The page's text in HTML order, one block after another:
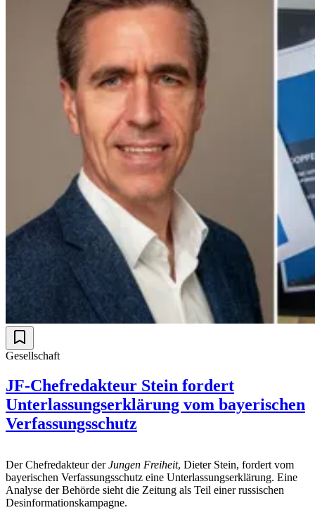
Gesellschaft
JF-Chefredakteur Stein fordert
Unterlassungserklärung vom bayerischen
Verfassungsschutz
Der Chefredakteur derJungen Freiheit, Dieter Stein, fordert vom
bayerischen Verfassungsschutz eine Unterlassungserklärung. Eine
Analyse der Behörde sieht die Zeitung als Teil einer russischen
Desinformationskampagne.